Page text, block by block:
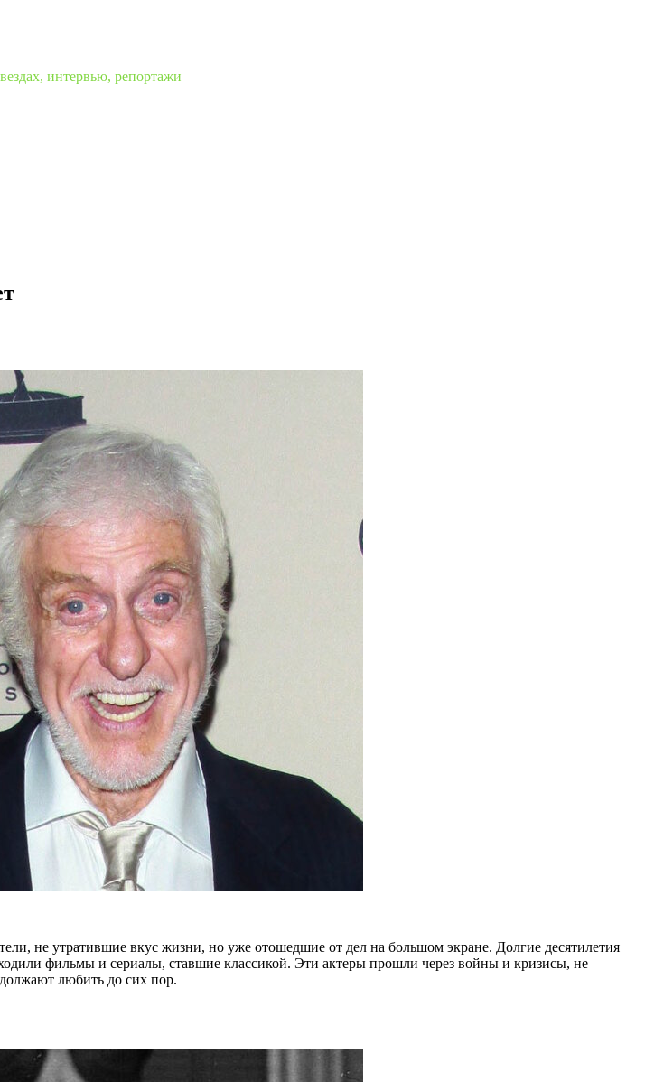
интервью, репортажи
не утратившие вкус жизни, но уже отошедшие от дел на большом экране. Долгие десятилетия
фильмы и сериалы, ставшие классикой. Эти актеры прошли через войны и кризисы, не
любить до сих пор.